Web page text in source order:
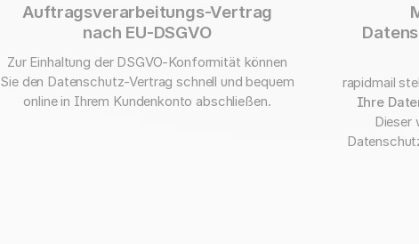
Auftragsverarbeitungs-Vertrag
nach EU-DSGVO
Zur Einhaltung der DSGVO-Konformität können
Sie den Datenschutz-Vertrag schnell und bequem
online in Ihrem Kundenkonto abschließen.
rapidmail
Ihre
Dieser